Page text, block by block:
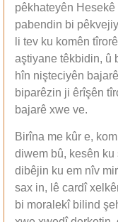
pêkhateyên
pabendin bi
li tev ku komên
aştiyane têkbidin, û
hîn nişteciyên
biparêzin ji êrîşên
bajarê xwe ve.
Birîna me kûr e,
diwem bû, kesên
dibêjin ku em nîv
sax in, lê cardî
bi moralekî bilind